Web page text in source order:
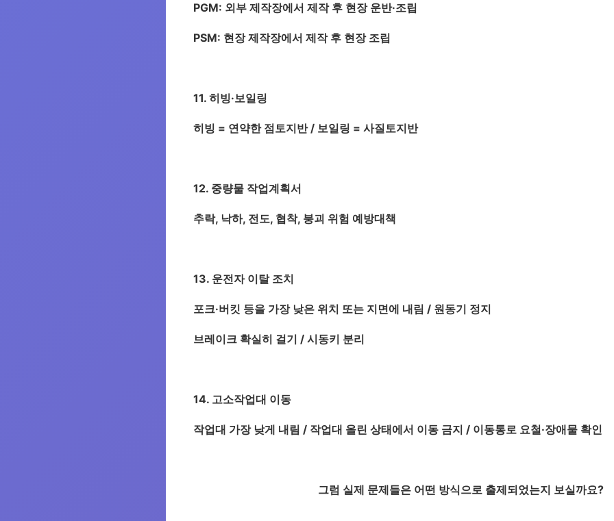
PGM: 외부 제작장에서 제작 후 현장 운반·조립
PSM: 현장 제작장에서 제작 후 현장 조립
11. 히빙·보일링
히빙 = 연약한 점토지반 / 보일링 = 사질토지반
12. 중량물 작업계획서
추락, 낙하, 전도, 협착, 붕괴 위험 예방대책
13. 운전자 이탈 조치
포크·버킷 등을 가장 낮은 위치 또는 지면에 내림 / 원동기 정지
브레이크 확실히 걸기 / 시동키 분리
14. 고소작업대 이동
작업대 가장 낮게 내림 / 작업대 올린 상태에서 이동 금지 / 이동통로 요철·장애물 확인
그럼 실제 문제들은 어떤 방식으로 출제되었는지 보실까요?